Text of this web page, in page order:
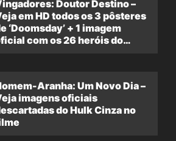
Doutor Destino –
em HD todos os 3 pôsteres
‘Doomsday’ + 1 imagem
com os 26 heróis do
Aranha: Um Novo Dia –
imagens oficiais
do Hulk Cinza no